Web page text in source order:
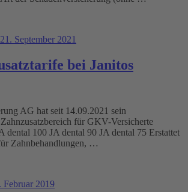
21. September 2021
bei Janitos
AG hat seit 14.09.2021 sein
für GKV-Versicherte
dental 100 JA dental 90 JA dental 75 Erstattet
Zahnbehandlungen, …
Februar 2019